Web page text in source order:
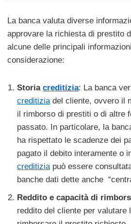
La banca valuta diverse
approvare la richiesta di prestito
alcune delle principali
considerazione:
Storia creditizia: La banca
creditizia del cliente, ovvero il
il rimborso di prestiti o di altre
passato. In particolare, la
ha rispettato le scadenze dei
pagato il debito interamente o
creditizia può essere
banche dati dette anche
Reddito e capacità di
reddito del cliente per valutare